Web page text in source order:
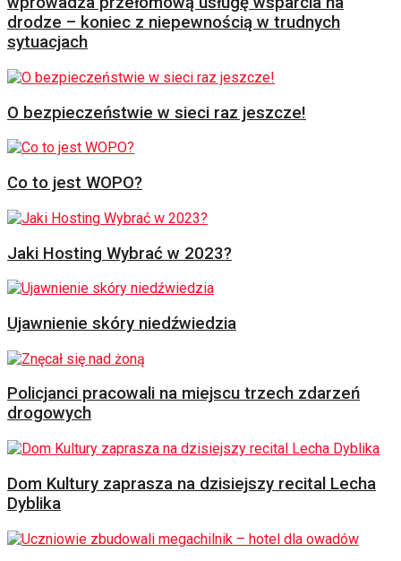
drodze – koniec z niepewnością w trudnych
sytuacjach
O bezpieczeństwie w sieci raz jeszcze!
Co to jest WOPO?
Jaki Hosting Wybrać w 2023?
Ujawnienie skóry niedźwiedzia
Policjanci pracowali na miejscu trzech zdarzeń
drogowych
Dom Kultury zaprasza na dzisiejszy recital Lecha
Dyblika